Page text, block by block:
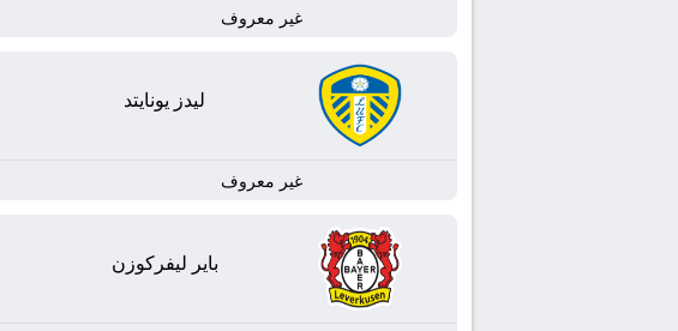
غير معروف
ليدز يونايتد
غير معروف
باير ليفركوزن